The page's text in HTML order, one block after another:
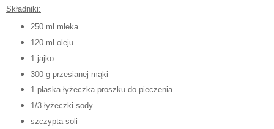
Składniki:
250 ml mleka
120 ml oleju
1 jajko
300 g przesianej mąki
1 płaska łyżeczka proszku do pieczenia
1/3 łyżeczki sody
szczypta soli